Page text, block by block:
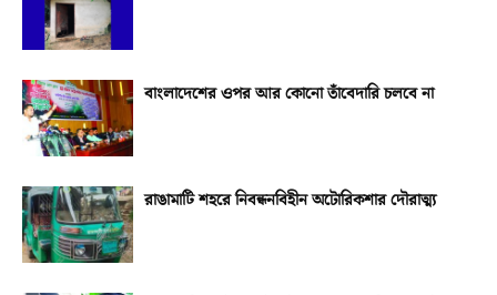
বাংলাদেশের ওপর আর কোনো তাঁবেদারি চলবে না
রাঙামাটি শহরে নিবন্ধনবিহীন অটোরিকশার দৌরাত্ম্য